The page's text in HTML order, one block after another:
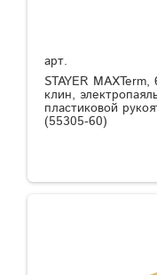
арт.
STAYER MAXTerm,
клин,
пластиковой
(55305-60)